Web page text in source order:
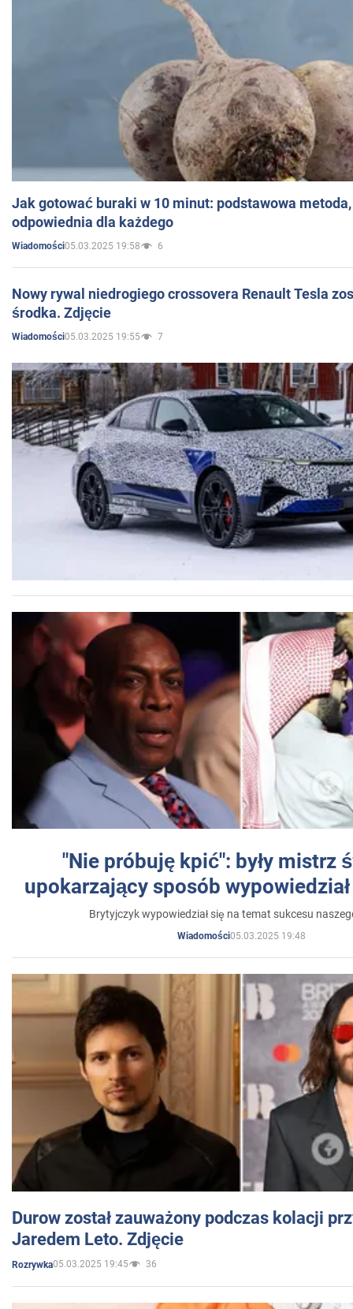
Jak gotować buraki w 10 minut: podstawowa
odpowiednia dla każdego
Wiadomości05.03.2025 19:58 6
Nowy rywal niedrogiego crossovera Renault Tesla
środka. Zdjęcie
Wiadomości05.03.2025 19:55 7
"Nie próbuję kpić": były mistrz
upokarzający sposób
Brytyjczyk wypowiedział się na temat sukcesu
Wiadomości05.03.2025 19:48
Durow został zauważony podczas kolacji
Jaredem Leto. Zdjęcie
Rozrywka05.03.2025 19:45 36